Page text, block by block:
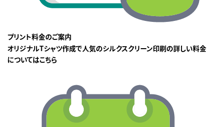
プリント料金のご案内
オリジナルTシャツ作成で人気のシルクスクリーン印刷の詳しい料金
についてはこちら